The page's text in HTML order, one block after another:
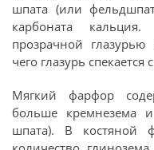
шпата (или
карбоната
прозрачной
чего глазурь спекается
Мягкий фарфор
больше кремнезема
шпата). В костяной